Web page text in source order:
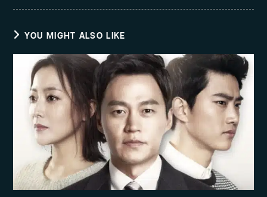
YOU MIGHT ALSO LIKE